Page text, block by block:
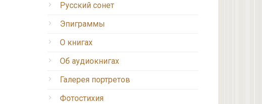
Русский сонет
Эпиграммы
О книгах
Об аудиокнигах
Галерея портретов
Фотостихия